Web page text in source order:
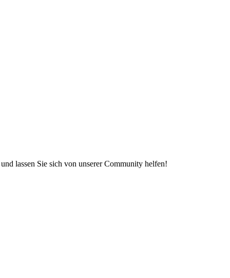
lassen Sie sich von unserer Community helfen!